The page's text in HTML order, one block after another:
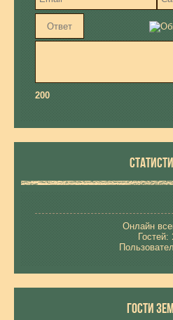
200
Онлайн
Гостей:
ГОСТИ